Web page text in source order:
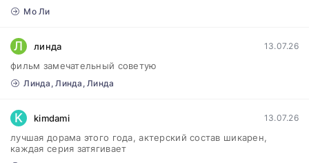
Мо Ли
Л линда 13.07.26
фильм замечательный советую
Линда, Линда, Линда
K kimdami 13.07.26
лучшая дорама этого года, актерский состав шикарен,
каждая серия затягивает